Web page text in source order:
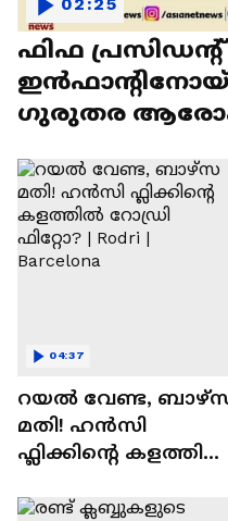
ഫിഫ പ്രസിഡന്റ്
ഗുരുതര
02:25
റയല്‍ വേണ്ട,
മതി! ഹൻസി
ഫ്ലിക്കിന്റെ കളത്തില്‍
Rodri | Barcelona
04:37